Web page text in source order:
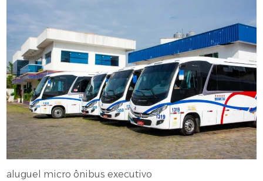
aluguel micro ônibus executivo